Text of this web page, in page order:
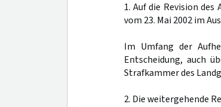
1. Auf die Revision
vom 23. Mai 2002 im
Im Umfang der
Entscheidung, auch
Strafkammer des
2. Die weitergehende